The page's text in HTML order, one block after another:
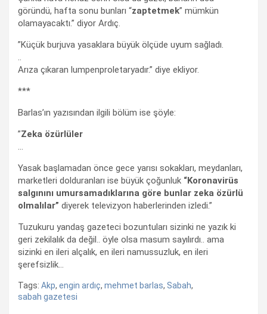
göründü, hafta sonu bunları “zaptetmek” mümkün
olamayacaktı.” diyor Ardıç.
”Küçük burjuva yasaklara büyük ölçüde uyum sağladı.
..
Arıza çıkaran lumpenproletaryadır.” diye ekliyor.
***
Barlas’ın yazısından ilgili bölüm ise şöyle:
”Zeka özürlüler
…
Yasak başlamadan önce gece yarısı sokakları, meydanları,
marketleri dolduranları ise büyük çoğunluk “Koronavirüs
salgınını umursamadıklarına göre bunlar zeka özürlü
olmalılar” diyerek televizyon haberlerinden izledi.”
Tuzukuru yandaş gazeteci bozuntuları sizinki ne yazık ki
geri zekilalık da değil.. öyle olsa masum sayılırdı.. ama
sizinki en ileri alçalık, en ileri namussuzluk, en ileri
şerefsizlik…
Tags: Akp, engin ardıç, mehmet barlas, Sabah,
sabah gazetesi